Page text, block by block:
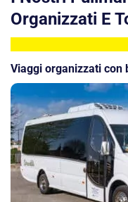
Organizzati E
Viaggi organizzati con